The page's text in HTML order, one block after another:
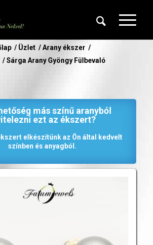
/ Üzlet / Arany ékszer /
/ Sárga Arany Gyöngy Fülbevaló
más színű aranyból
ezt az ékszert?
elkészítünk az Ön által kedvelt
színben és anyagból.